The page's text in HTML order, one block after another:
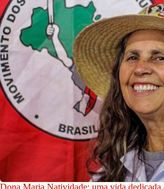
Dona Maria Natividade: uma vida dedicada